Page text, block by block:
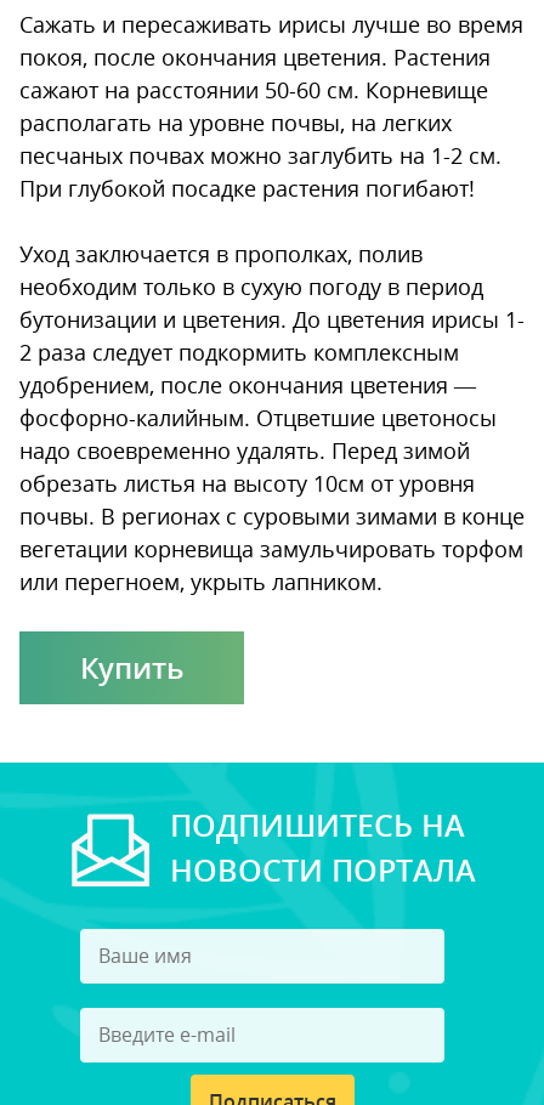
Сажать и пересаживать ирисы лучше во время
покоя, после окончания цветения. Растения
сажают на расстоянии 50-60 см. Корневище
располагать на уровне почвы, на легких
песчаных почвах можно заглубить на 1-2 см.
При глубокой посадке растения погибают!
Уход заключается в прополках, полив
необходим только в сухую погоду в период
бутонизации и цветения. До цветения ирисы 1-
2 раза следует подкормить комплексным
удобрением, после окончания цветения —
фосфорно-калийным. Отцветшие цветоносы
надо своевременно удалять. Перед зимой
обрезать листья на высоту 10см от уровня
почвы. В регионах с суровыми зимами в конце
вегетации корневища замульчировать торфом
или перегноем, укрыть лапником.
Купить
ПОДПИШИТЕСЬ НА
НОВОСТИ ПОРТАЛА